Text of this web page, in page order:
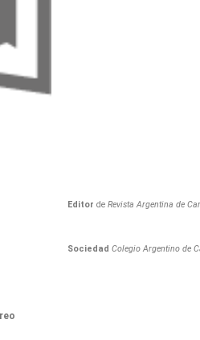
Editor deRevista Argentina de
Sociedad Colegio Argentino de